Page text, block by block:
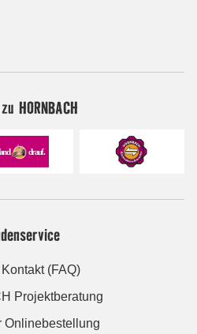
HORNBACH
(FAQ)
Projektberatung
Onlinebestellung